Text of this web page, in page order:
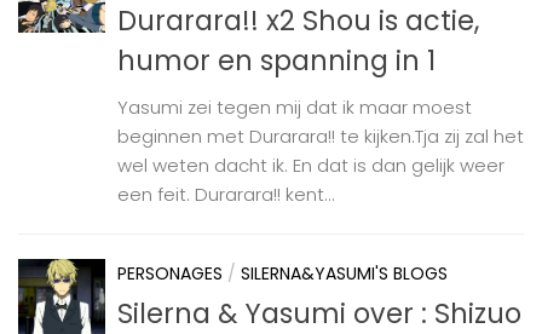
Durarara!! x2 Shou is actie,
humor en spanning in 1
Yasumi zei tegen mij dat ik maar moest
beginnen met Durarara!! te kijken.Tja zij zal het
wel weten dacht ik. En dat is dan gelijk weer
een feit. Durarara!! kent...
PERSONAGES / SILERNA&YASUMI'S BLOGS
Silerna & Yasumi over : Shizuo